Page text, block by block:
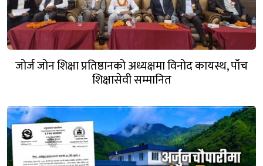
जोर्ज जोन शिक्षा प्रतिष्ठानको अध्यक्षमा विनोद कायस्थ, पाँच
शिक्षासेवी सम्मानित